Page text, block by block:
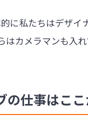
私たちはデザイ
カメラマンも入
仕事はここ